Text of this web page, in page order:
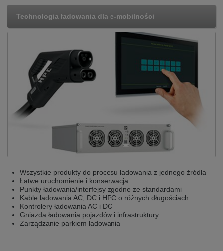
Technologia ładowania dla e-mobilności
Wszystkie produkty do procesu ładowania z jednego źródła
Łatwe uruchomienie i konserwacja
Punkty ładowania/interfejsy zgodne ze standardami
Kable ładowania AC, DC i HPC o różnych długościach
Kontrolery ładowania AC i DC
Gniazda ładowania pojazdów i infrastruktury
Zarządzanie parkiem ładowania